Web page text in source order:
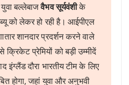
बल्लेबाजवैभव सूर्यवंशीके
को लेकर हो रही है। आईपीएल
शानदार प्रदर्शन करने वाले
क्रिकेट प्रेमियों को बड़ी उम्मीदें
दौरा भारतीय टीम के लिए
होगा, जहां युवा और अनुभवी